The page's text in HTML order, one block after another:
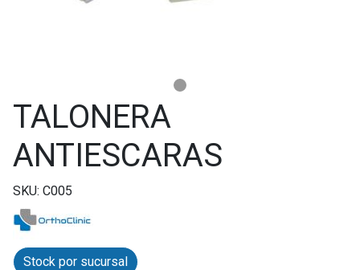
TALONERA
ANTIESCARAS
SKU: C005
Stock por sucursal